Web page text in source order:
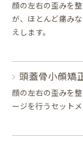
顔の左右の歪みを
が、ほとんど痛み
えします。
頭蓋骨小顔矯
顔の左右の歪みを
ージを行うセット